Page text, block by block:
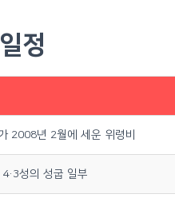
정
2008년 2월에 세운 위령비
성의 성굽 일부